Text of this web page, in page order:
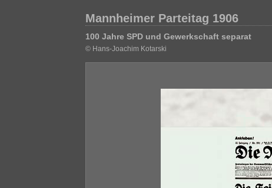
Mannheimer Parteitag 1906
100 Jahre SPD und Gewerkschaft separat
© Hans-Joachim Kotarski